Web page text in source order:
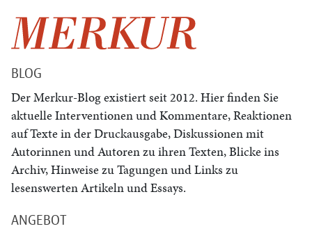
BLOG
Der Merkur-Blog existiert seit 2012. Hier finden Sie
aktuelle Interventionen und Kommentare, Reaktionen
auf Texte in der Druckausgabe, Diskussionen mit
Autorinnen und Autoren zu ihren Texten, Blicke ins
Archiv, Hinweise zu Tagungen und Links zu
lesenswerten Artikeln und Essays.
ANGEBOT